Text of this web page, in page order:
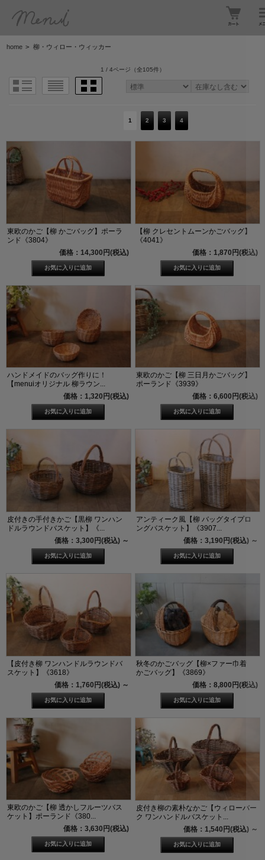
home > 柳・ウィロー・ウィッカー
1 / 4ページ （全105件）
1 2 3 4
東欧のかご【柳 かごバッグ】ポーラ
ンド《3804》
価格：14,300円(税込)
【柳 クレセントムーンかごバッグ】
《4041》
価格：1,870円(税込)
ハンドメイドのバッグ作りに！
【menuiオリジナル 柳ラウン...
価格：1,320円(税込)
東欧のかご【柳 三日月かごバッグ】
ポーランド《3939》
価格：6,600円(税込)
皮付きの手付きかご【黒柳 ワンハン
ドルラウンドバスケット】《...
価格：3,300円(税込) ～
アンティーク風【柳 バッグタイプロ
ングバスケット】《3907...
価格：3,190円(税込) ～
【皮付き柳 ワンハンドルラウンドバ
スケット】《3618》
価格：1,760円(税込) ～
秋冬のかごバッグ【柳×ファー巾着
かごバッグ】《3869》
価格：8,800円(税込)
東欧のかご【柳 透かしフルーツバス
ケット】ポーランド《380...
価格：3,630円(税込)
皮付き柳の素朴なかご【ウィローバー
ク ワンハンドルバスケット...
価格：1,540円(税込) ～